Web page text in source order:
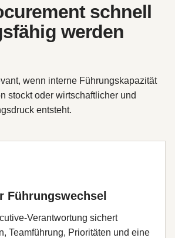
schnell
werden
wenn interne Führungskapazität
stockt oder wirtschaftlicher und
entsteht.
Führungswechsel
Verantwortung sichert
Teamführung, Prioritäten und eine